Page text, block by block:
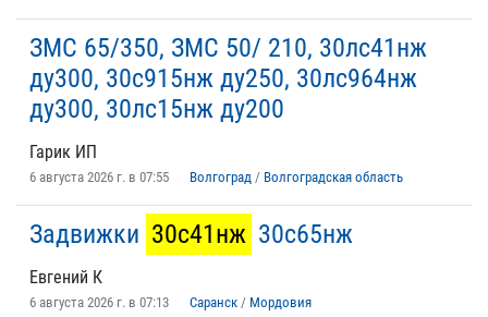
ЗМС 65/350, ЗМС 50/ 210, 30лс41нж
ду300, 30с915нж ду250, 30лс964нж
ду300, 30лс15нж ду200
Гарик ИП
6 августа 2026 г. в 07:55 Волгоград / Волгоградская область
Задвижки 30с41нж 30с65нж
Евгений К
6 августа 2026 г. в 07:13 Саранск / Мордовия